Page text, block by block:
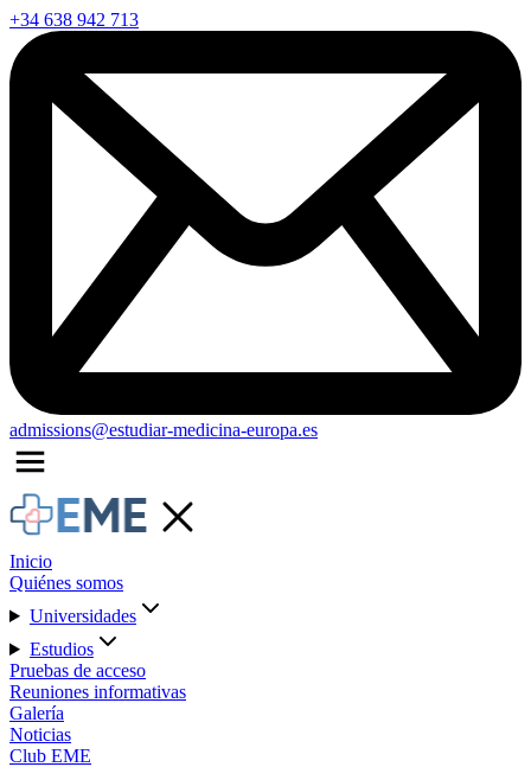
+34 638 942 713
admissions@estudiar-medicina-europa.es
Inicio
Quiénes somos
Universidades
Estudios
Pruebas de acceso
Reuniones informativas
Galería
Noticias
Club EME